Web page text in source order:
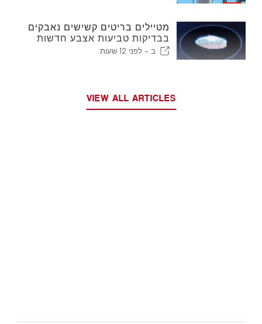
מטיילים בריטים קשישים נאבקים
בבדיקות טביעות אצבע חדשות
של האיחוד האירופי
ב - לפני 12 שעות
VIEW ALL ARTICLES